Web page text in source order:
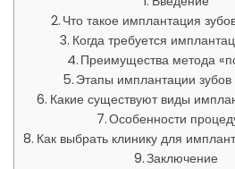
Что такое имплантация
Когда требуется
Преимущества метода
Этапы имплантации
Какие существуют виды
Особенности
Как выбрать клинику для
Заключение